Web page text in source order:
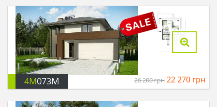
4M073M 26 200грн 22 270 грн